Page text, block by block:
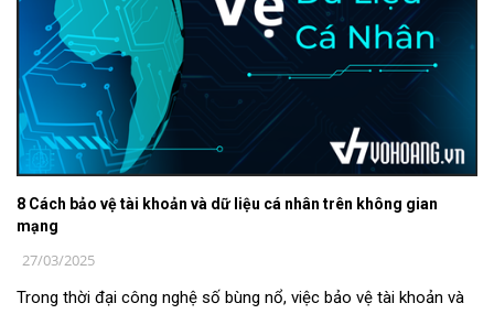
8 Cách bảo vệ tài khoản và dữ liệu cá nhân trên không gian
mạng
27/03/2025
Trong thời đại công nghệ số bùng nổ, việc bảo vệ tài khoản và